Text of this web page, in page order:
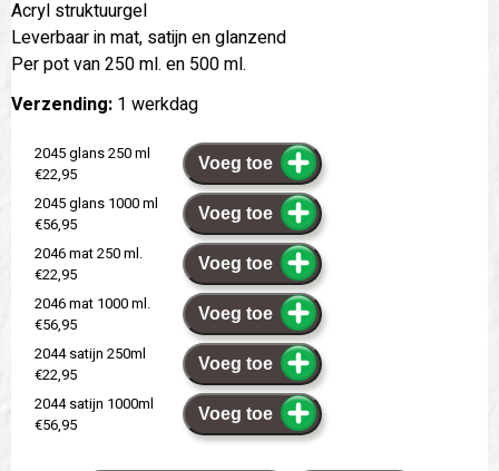
Acryl struktuurgel
Leverbaar in mat, satijn en glanzend
Per pot van 250 ml. en 500 ml.
Verzending: 1 werkdag
2045 glans 250 ml
€22,95
Voeg toe
2045 glans 1000 ml
€56,95
Voeg toe
2046 mat 250 ml.
€22,95
Voeg toe
2046 mat 1000 ml.
€56,95
Voeg toe
2044 satijn 250ml
€22,95
Voeg toe
2044 satijn 1000ml
€56,95
Voeg toe